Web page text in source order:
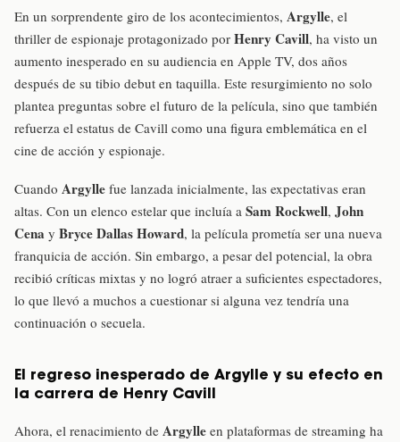
En un sorprendente giro de los acontecimientos, Argylle, el
thriller de espionaje protagonizado por Henry Cavill, ha visto un
aumento inesperado en su audiencia en Apple TV, dos años
después de su tibio debut en taquilla. Este resurgimiento no solo
plantea preguntas sobre el futuro de la película, sino que también
refuerza el estatus de Cavill como una figura emblemática en el
cine de acción y espionaje.
Cuando Argylle fue lanzada inicialmente, las expectativas eran
altas. Con un elenco estelar que incluía a Sam Rockwell, John
Cena y Bryce Dallas Howard, la película prometía ser una nueva
franquicia de acción. Sin embargo, a pesar del potencial, la obra
recibió críticas mixtas y no logró atraer a suficientes espectadores,
lo que llevó a muchos a cuestionar si alguna vez tendría una
continuación o secuela.
El regreso inesperado de Argylle y su efecto en
la carrera de Henry Cavill
Ahora, el renacimiento de Argylle en plataformas de streaming ha